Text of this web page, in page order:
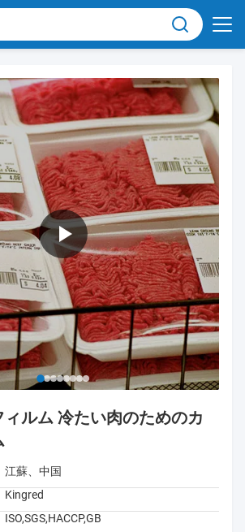
ルム 冷たい肉のためのカ
江蘇、中国
Kingred
ISO,SGS,HACCP,GB